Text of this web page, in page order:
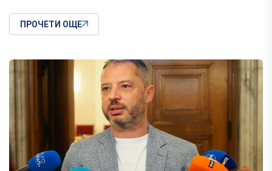
ПРОЧЕТИ ОЩЕ